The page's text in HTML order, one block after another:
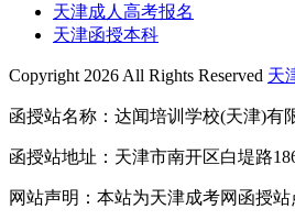
天津成人高考报名
天津函授本科
Copyright 2026 All Rights Reserved 天
函授站名称：达闻培训学校(天津)有
函授站地址：天津市南开区白堤路
网站声明：本站为天津成考网函授